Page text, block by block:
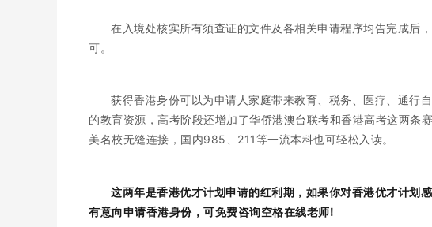
在入境处核实所有须查证的文件及各相关申请程序均告完成后
可。
获得香港身份可以为申请人家庭带来教育、税务、医疗、通行
的教育资源，高考阶段还增加了华侨港澳台联考和香港高考这两
美名校无缝连接，国内985、211等一流本科也可轻松入读。
这两年是香港优才计划申请的红利期，如果你对香港优才计划
有意向申请香港身份，可免费咨询空格在线老师!